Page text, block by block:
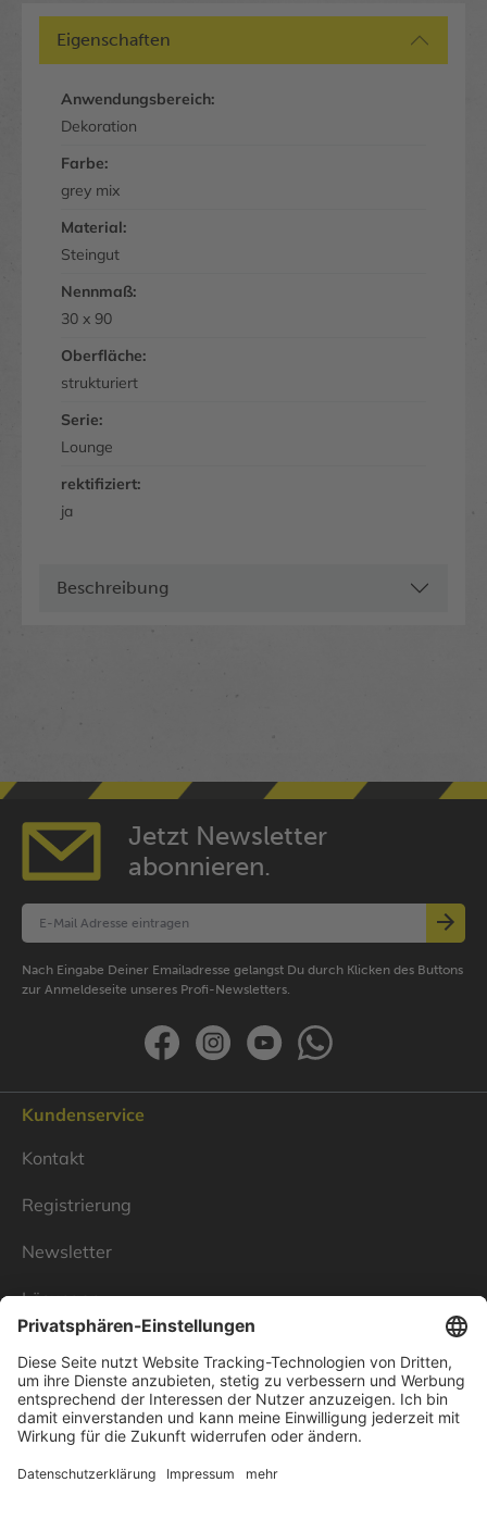
Eigenschaften
Anwendungsbereich:
Dekoration
Farbe:
grey mix
Material:
Steingut
Nennmaß:
30 x 90
Oberfläche:
strukturiert
Serie:
Lounge
rektifiziert:
ja
Beschreibung
Jetzt Newsletter
abonnieren.
Nach Eingabe Deiner Emailadresse gelangst Du durch Klicken des Buttons
zur Anmeldeseite unseres Profi-Newsletters.
Kundenservice
Kontakt
Registrierung
Newsletter
Lösungen
Über Linnenbecker
Unsere Standorte
Unternehmen